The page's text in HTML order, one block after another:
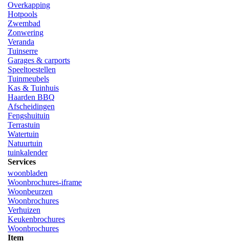
Overkapping
Hotpools
Zwembad
Zonwering
Veranda
Tuinserre
Garages & carports
Speeltoestellen
Tuinmeubels
Kas & Tuinhuis
Haarden BBQ
Afscheidingen
Fengshuituin
Terrastuin
Watertuin
Natuurtuin
tuinkalender
Services
woonbladen
Woonbrochures-iframe
Woonbeurzen
Woonbrochures
Verhuizen
Keukenbrochures
Woonbrochures
Item